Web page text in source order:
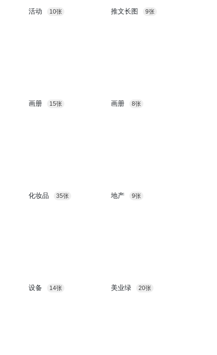
活动 10张 推文长图 9张
画册 15张 画册 8张
化妆品 35张 地产 9张
设备 14张 美业绿 20张